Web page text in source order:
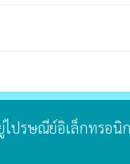
ไปรษณีย์อิเล็กทรอนิ